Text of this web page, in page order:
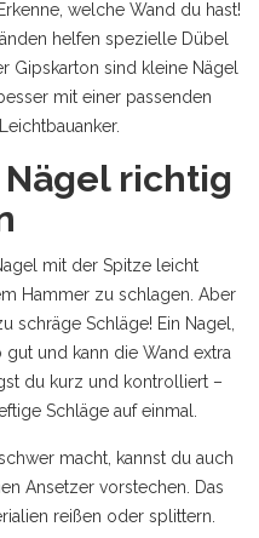
welche Wand du hast!
helfen spezielle Dübel
Gipskarton sind kleine Nägel
mit einer passenden
richtig
mit der Spitze leicht
Hammer zu schlagen. Aber
schräge Schläge! Ein Nagel,
und kann die Wand extra
du kurz und kontrolliert –
Schläge auf einmal.
macht, kannst du auch
Ansetzer vorstechen. Das
reißen oder splittern.